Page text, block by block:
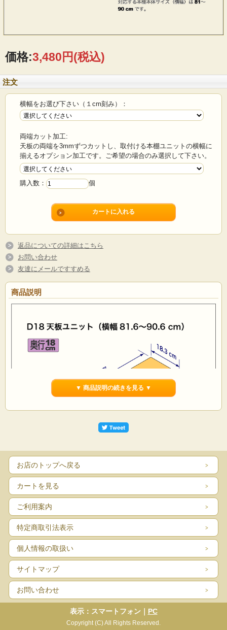
価格:3,480円(税込)
注文
横幅をお選び下さい（１cm刻み）：
両端カット加工:
天板の両端を3mmずつカットし、取付ける本棚ユニットの横幅に
揃えるオプション加工です。ご希望の場合のみ選択して下さい。
購入数： 個
返品についての詳細はこちら
お問い合わせ
友達にメールですすめる
商品説明
■奥行18.3cm、横幅81.6～90.6cmの天板ユニットです。
素材は19mm厚の北欧パイン（横接ぎ）集成材表面仕上げは自然塗料
（オイル／ワックス／ナチュラル色）です。
■本棚・ラック本体の
CDラック
■本棚・ラックへの取り付けの際に必要となる木ダボや連結ボルトな
どは本棚・ラック本体に付属のものをご使用下さい。
▼ 商品説明の続きを見る ▼
お店のトップへ戻る
カートを見る
ご利用案内
特定商取引法表示
個人情報の取扱い
サイトマップ
お問い合わせ
表示：スマートフォン｜ PC
Copyright (C) All Rights Reserved.